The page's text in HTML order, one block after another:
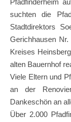
Pfadfinderheim
suchten die
Stadtdirektors
Gerichhausen
Kreises
alten Bauernhof
Viele Eltern und
an der
Dankeschön an
Über 2.000